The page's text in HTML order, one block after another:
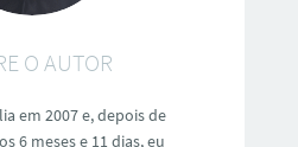
O AUTOR
em 2007 e, depois de
6 meses e 11 dias, eu